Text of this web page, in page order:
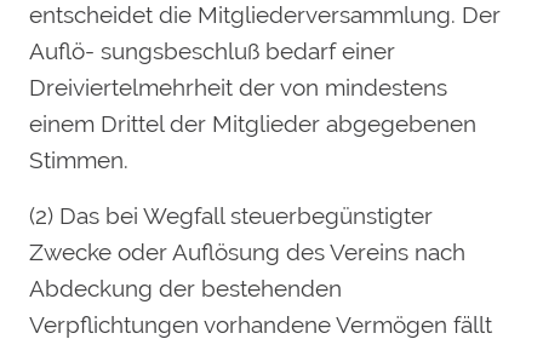
entscheidet die Mitgliederversammlung. Der
Auflö- sungsbeschluß bedarf einer
Dreiviertelmehrheit der von mindestens
einem Drittel der Mitglieder abgegebenen
Stimmen.
(2) Das bei Wegfall steuerbegünstigter
Zwecke oder Auflösung des Vereins nach
Abdeckung der bestehenden
Verpflichtungen vorhandene Vermögen fällt